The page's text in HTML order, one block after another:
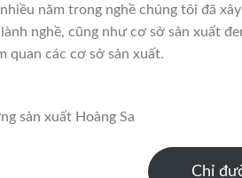
năm trong nghề chúng tôi đã
nghề, cũng như cơ sở sản xuất
quan các cơ sở sản xuất.
sản xuất Hoàng Sa
Chỉ